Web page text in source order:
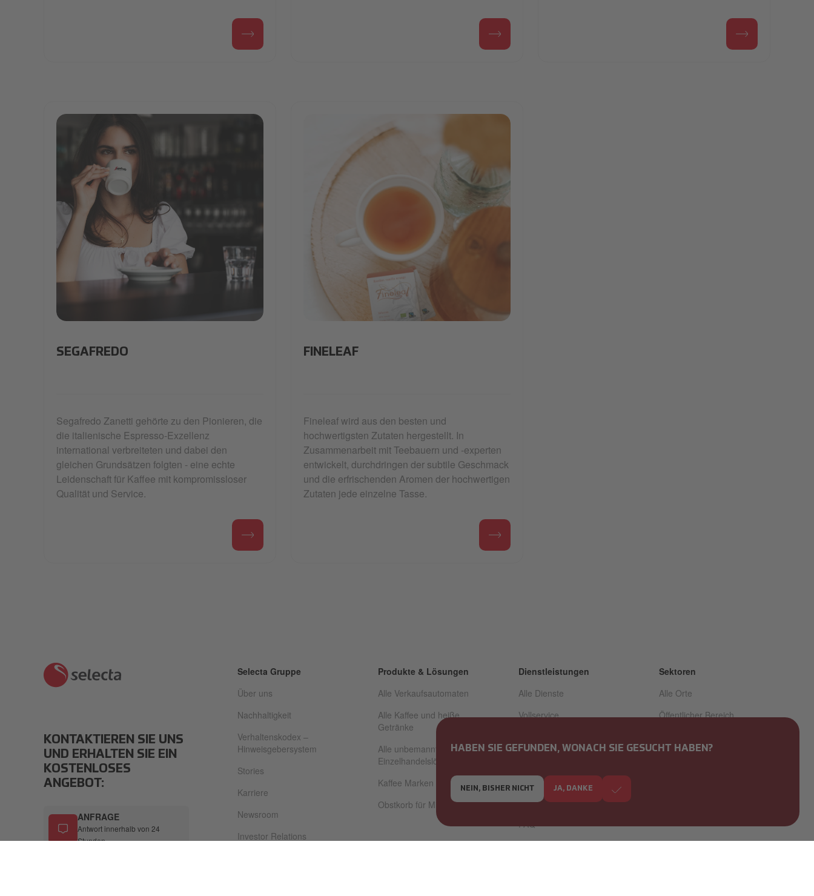
SEGAFREDO
Segafredo Zanetti gehörte zu den Pionieren, die
die italienische Espresso-Exzellenz
international verbreiteten und dabei den
gleichen Grundsätzen folgten - eine echte
Leidenschaft für Kaffee mit kompromissloser
Qualität und Service.
FINELEAF
Fineleaf wird aus den besten und
hochwertigsten Zutaten hergestellt. In
Zusammenarbeit mit Teebauern und -experten
entwickelt, durchdringen der subtile Geschmack
und die erfrischenden Aromen der hochwertigen
Zutaten jede einzelne Tasse.
KONTAKTIEREN SIE UNS
UND ERHALTEN SIE EIN
KOSTENLOSES
ANGEBOT:
ANFRAGE
Antwort innerhalb von 24
Stunden
Selecta Gruppe
Über uns
Nachhaltigkeit
Verhaltenskodex –
Hinweisgebersystem
Stories
Karriere
Newsroom
Investor Relations
Produkte & Lösungen
Alle Verkaufsautomaten
Alle Kaffee und heiße
Getränke
Alle unbemannten
Einzelhandelslösungen
Kaffee Marken
Obstkorb für Mitarbeiter
Dienstleistungen
Alle Dienste
Vollservice
Bezahlsysteme
Finanzierung
FAQ
Sektoren
Alle Orte
Öffentlicher Bereich
HABEN SIE GEFUNDEN, WONACH SIE GESUCHT HABEN?
NEIN, BISHER NICHT JA, DANKE